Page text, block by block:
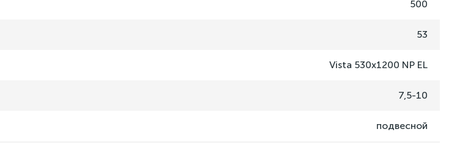
500
53
Vista 530x1200 NP EL
7,5-10
подвесной